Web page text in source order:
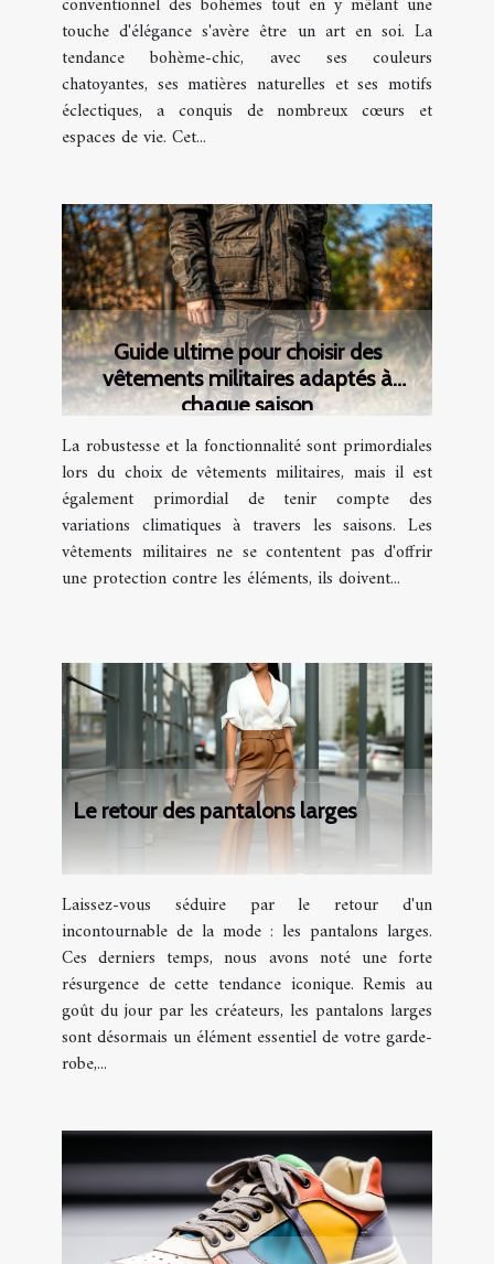
touche d'élégance s'avère être un art en soi. La
tendance bohème-chic, avec ses couleurs
chatoyantes, ses matières naturelles et ses motifs
éclectiques, a conquis de nombreux cœurs et
espaces de vie. Cet...
Guide ultime pour choisir des
vêtements militaires adaptés à
chaque saison
La robustesse et la fonctionnalité sont primordiales
lors du choix de vêtements militaires, mais il est
également primordial de tenir compte des
variations climatiques à travers les saisons. Les
vêtements militaires ne se contentent pas d'offrir
une protection contre les éléments, ils doivent...
Le retour des pantalons larges
Laissez-vous séduire par le retour d'un
incontournable de la mode : les pantalons larges.
Ces derniers temps, nous avons noté une forte
résurgence de cette tendance iconique. Remis au
goût du jour par les créateurs, les pantalons larges
sont désormais un élément essentiel de votre garde-
robe,...